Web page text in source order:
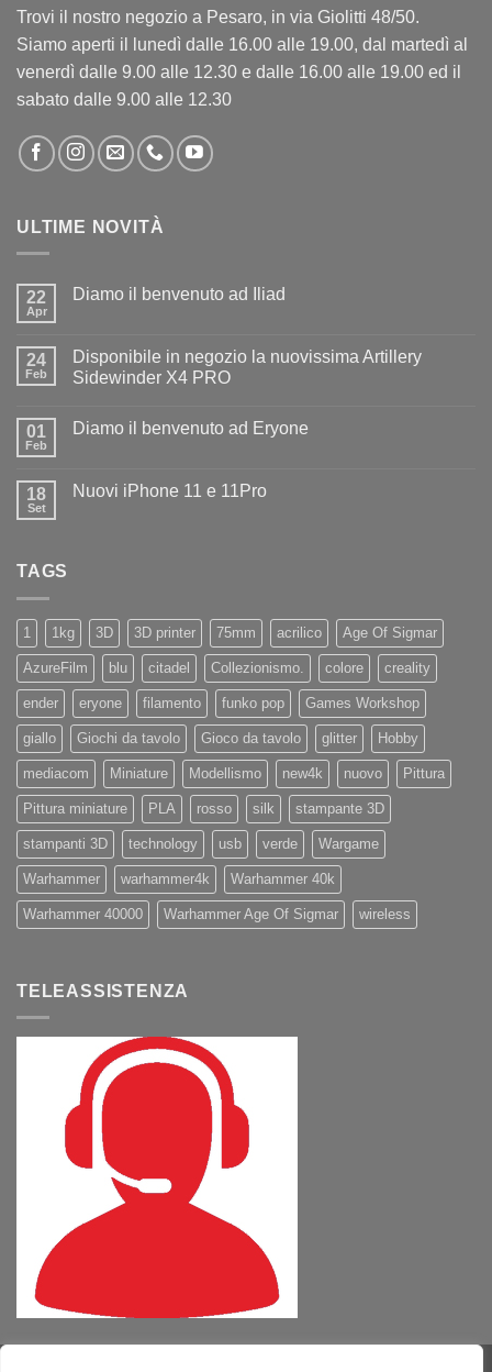
Trovi il nostro negozio a Pesaro, in via Giolitti 48/50.
Siamo aperti il lunedì dalle 16.00 alle 19.00, dal martedì al
venerdì dalle 9.00 alle 12.30 e dalle 16.00 alle 19.00 ed il
sabato dalle 9.00 alle 12.30
ULTIME NOVITÀ
22
Apr
Diamo il benvenuto ad Iliad
Diamo
il
benvenuto
24
Feb
Disponibile in negozio la nuovissima Artillery
Sidewinder X4 PRO
su
la
nuovissima
01
Feb
Diamo il benvenuto ad Eryone
Diamo
18
Set
Nuovi iPhone 11 e 11Pro
TAGS
1 1kg 3D 3D printer 75mm acrilico Age Of Sigmar
AzureFilm blu citadel Collezionismo. colore creality
ender eryone filamento funko pop Games Workshop
giallo Giochi da tavolo Gioco da tavolo glitter Hobby
mediacom Miniature Modellismo new4k nuovo Pittura
Pittura miniature PLA rosso silk stampante 3D
stampanti 3D technology usb verde Wargame
Warhammer warhammer4k Warhammer 40k
Warhammer 40000 Warhammer Age Of Sigmar wireless
TELEASSISTENZA